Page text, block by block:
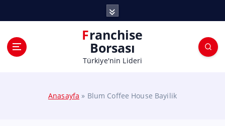
Franchise
Borsası
Türkiye'nin Lideri
Anasayfa » Blum Coffee House Bayilik